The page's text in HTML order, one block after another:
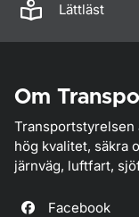
Lättläst
Om
Transportstyrelsen
hög kvalitet, säkra
järnväg, luftfart,
Facebook